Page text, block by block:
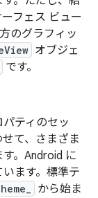
フェス ビュー
のグラフィッ
オブジェ
です。
ティのセッ
て、さまざま
。Android に
ます。標準テ
から始ま